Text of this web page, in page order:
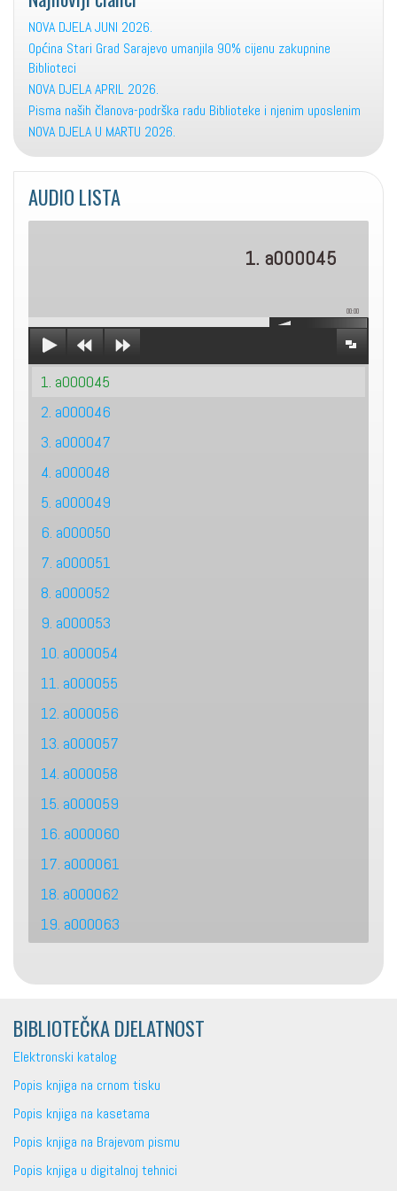
NOVA DJELA JUNI 2026.
Općina Stari Grad Sarajevo umanjila 90% cijenu zakupnine
Biblioteci
NOVA DJELA APRIL 2026.
Pisma naših članova-podrška radu Biblioteke i njenim uposlenim
NOVA DJELA U MARTU 2026.
AUDIO LISTA
1. a000045
00:00
1. a000045
2. a000046
3. a000047
4. a000048
5. a000049
6. a000050
7. a000051
8. a000052
9. a000053
10. a000054
11. a000055
12. a000056
13. a000057
14. a000058
15. a000059
16. a000060
17. a000061
18. a000062
19. a000063
BIBLIOTEČKA DJELATNOST
Elektronski katalog
Popis knjiga na crnom tisku
Popis knjiga na kasetama
Popis knjiga na Brajevom pismu
Popis knjiga u digitalnoj tehnici